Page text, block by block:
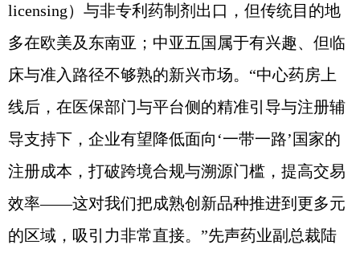
licensing）与非专利药制剂出口，但传统目的地
多在欧美及东南亚；中亚五国属于有兴趣、但临
床与准入路径不够熟的新兴市场。“中心药房上
线后，在医保部门与平台侧的精准引导与注册辅
导支持下，企业有望降低面向‘一带一路’国家的
注册成本，打破跨境合规与溯源门槛，提高交易
效率——这对我们把成熟创新品种推进到更多元
的区域，吸引力非常直接。”先声药业副总裁陆